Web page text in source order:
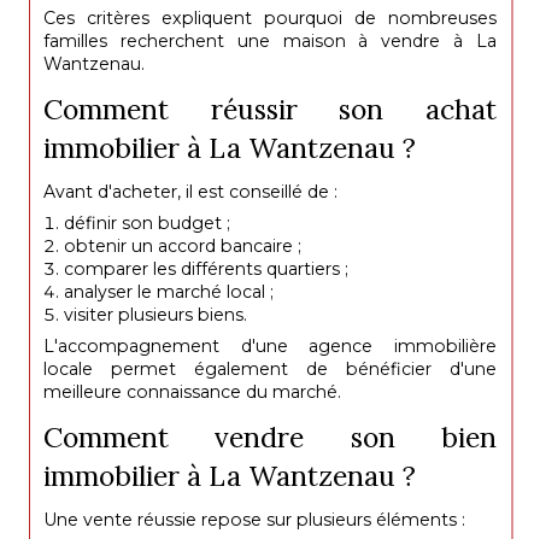
Ces critères expliquent pourquoi de nombreuses
familles recherchent une maison à vendre à La
Wantzenau.
Comment réussir son achat
immobilier à La Wantzenau ?
Avant d'acheter, il est conseillé de :
définir son budget ;
obtenir un accord bancaire ;
comparer les différents quartiers ;
analyser le marché local ;
visiter plusieurs biens.
L'accompagnement d'une agence immobilière
locale permet également de bénéficier d'une
meilleure connaissance du marché.
Comment vendre son bien
immobilier à La Wantzenau ?
Une vente réussie repose sur plusieurs éléments :